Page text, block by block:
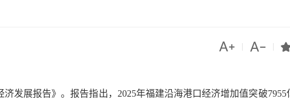
 
展报告》。报告指出，2025年福建沿海港口经济增加值突破7955